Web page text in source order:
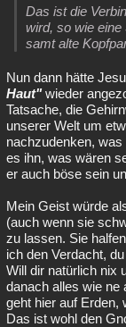
Das ist die
wird, so wie eine
samt alte
Nun dann hätte
Haut"wieder
Tatsache, die
unserer Welt um
nachzudenken, was
es ihn, was wären
er auch böse sein
Mein Geist würde
(auch wenn sie
zu lassen. Sie
ich den Verdacht,
Will dir natürlich nix
danach alles wie ne
geht hier auf Erden,
Das ist wohl den